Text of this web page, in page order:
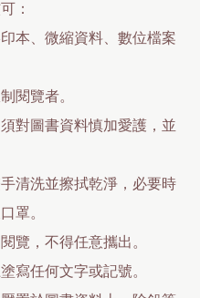
：
本、微縮資料、數位檔案
閱覽者。
對圖書資料慎加愛護，並
清洗並擦拭乾淨，必要時
罩。
覽，不得任意攜出。
寫任何文字或記號。